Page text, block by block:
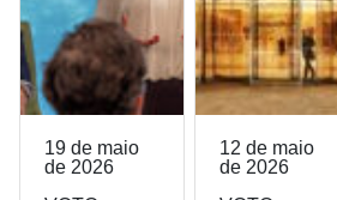
19 de maio
de 2026
12 de maio
de 2026